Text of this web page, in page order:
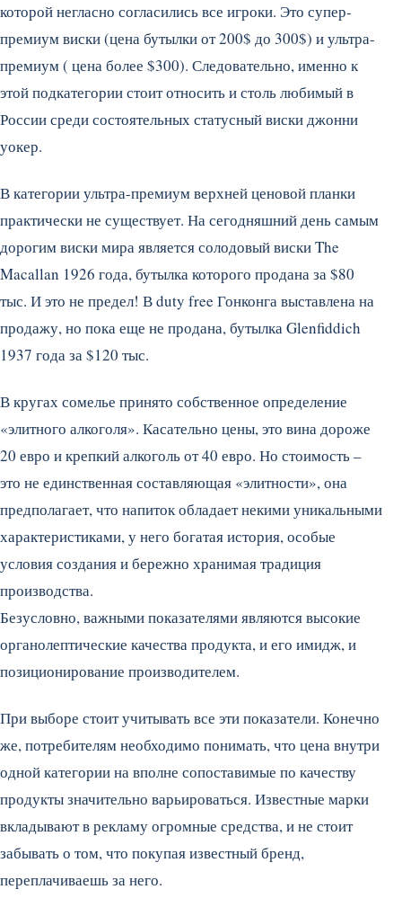
которой негласно согласились все игроки. Это супер-
премиум виски (цена бутылки от 200$ до 300$) и ультра-
премиум ( цена более $300). Следовательно, именно к
этой подкатегории стоит относить и столь любимый в
России среди состоятельных статусный виски джонни
уокер.
В категории ультра-премиум верхней ценовой планки
практически не существует. На сегодняшний день самым
дорогим виски мира является солодовый виски The
Macallan 1926 года, бутылка которого продана за $80
тыс. И это не предел! В duty free Гонконга выставлена на
продажу, но пока еще не продана, бутылка Glenfiddich
1937 года за $120 тыс.
В кругах сомелье принято собственное определение
«элитного алкоголя». Касательно цены, это вина дороже
20 евро и крепкий алкоголь от 40 евро. Но стоимость –
это не единственная составляющая «элитности», она
предполагает, что напиток обладает некими уникальными
характеристиками, у него богатая история, особые
условия создания и бережно хранимая традиция
производства.
Безусловно, важными показателями являются высокие
органолептические качества продукта, и его имидж, и
позиционирование производителем.
При выборе стоит учитывать все эти показатели. Конечно
же, потребителям необходимо понимать, что цена внутри
одной категории на вполне сопоставимые по качеству
продукты значительно варьироваться. Известные марки
вкладывают в рекламу огромные средства, и не стоит
забывать о том, что покупая известный бренд,
переплачиваешь за него.